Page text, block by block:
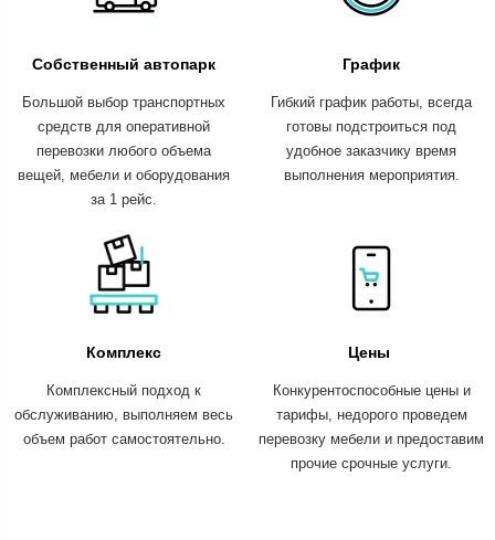
Собственный автопарк
Большой выбор транспортных
средств для оперативной
перевозки любого объема
вещей, мебели и оборудования
за 1 рейс.
График
Гибкий график работы, всегда
готовы подстроиться под
удобное заказчику время
выполнения мероприятия.
Комплекс
Комплексный подход к
обслуживанию, выполняем весь
объем работ самостоятельно.
Цены
Конкурентоспособные цены и
тарифы, недорого проведем
перевозку мебели и предоставим
прочие срочные услуги.